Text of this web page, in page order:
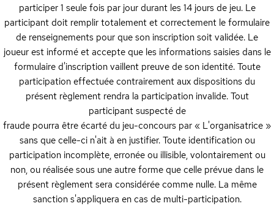
participer 1 seule fois par jour durant les 14 jours de jeu. Le
participant doit remplir totalement et correctement le formulaire
de renseignements pour que son inscription soit validée. Le
joueur est informé et accepte que les informations saisies dans le
formulaire d'inscription vaillent preuve de son identité. Toute
participation effectuée contrairement aux dispositions du
présent règlement rendra la participation invalide. Tout
participant suspecté de
fraude pourra être écarté du jeu-concours par « L'organisatrice »
sans que celle-ci n'ait à en justifier. Toute identification ou
participation incomplète, erronée ou illisible, volontairement ou
non, ou réalisée sous une autre forme que celle prévue dans le
présent règlement sera considérée comme nulle. La même
sanction s'appliquera en cas de multi-participation.